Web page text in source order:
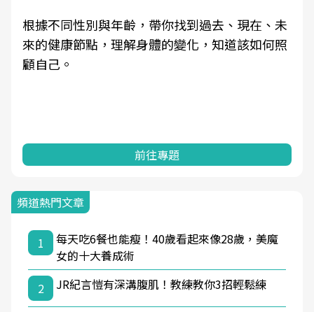
根據不同性別與年齡，帶你找到過去、現在、未
來的健康節點，理解身體的變化，知道該如何照
顧自己。
前往專題
頻道熱門文章
1
每天吃6餐也能瘦！40歲看起來像28歲，美魔
女的十大養成術
2
JR紀言愷有深溝腹肌！教練教你3招輕鬆練